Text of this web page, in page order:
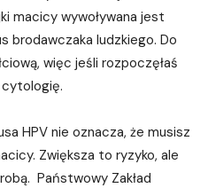
macicy wywoływana jest
brodawczaka ludzkiego. Do
więc jeśli rozpoczęłaś
cytologię.
HPV nie oznacza, że musisz
Zwiększa to ryzyko, ale
Państwowy Zakład